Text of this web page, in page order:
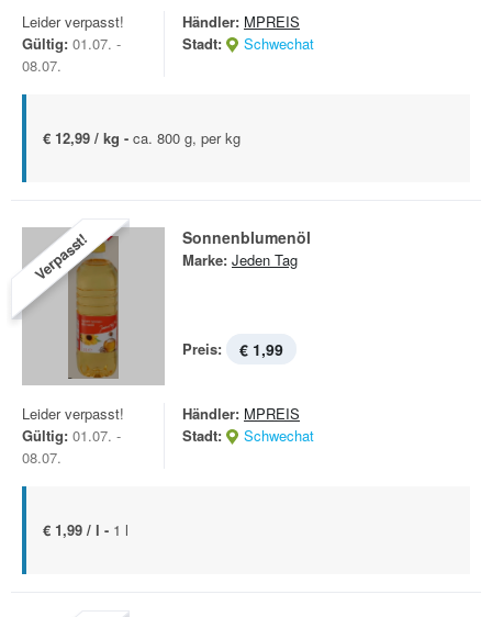
Leider verpasst!
Gültig: 01.07. -
08.07.
Händler: MPREIS
Stadt:
Schwechat
€ 12,99 / kg - ca. 800 g, per kg
Verpasst! Sonnenblumenöl
Marke: Jeden Tag
Preis: € 1,99
Leider verpasst!
Gültig: 01.07. -
08.07.
Händler: MPREIS
Stadt:
Schwechat
€ 1,99 / l - 1 l